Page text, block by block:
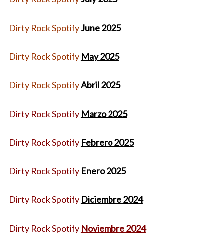
Dirty Rock SpotifyJune 2025
Dirty Rock Spotify May 2025
Dirty Rock SpotifyAbril 2025
Dirty Rock Spotify Marzo 2025
Dirty Rock Spotify Febrero 2025
Dirty Rock Spotify Enero 2025
Dirty Rock Spotify Diciembre 2024
Dirty Rock Spotify Noviembre 2024